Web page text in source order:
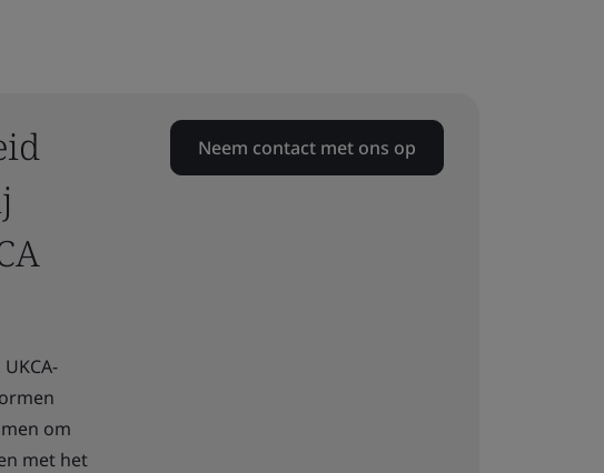
om
met het
Neem contact met ons op